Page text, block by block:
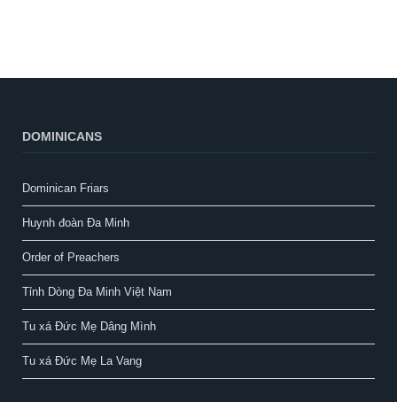
DOMINICANS
Dominican Friars
Huynh đoàn Đa Minh
Order of Preachers
Tỉnh Dòng Đa Minh Việt Nam
Tu xá Đức Mẹ Dâng Mình
Tu xá Đức Mẹ La Vang